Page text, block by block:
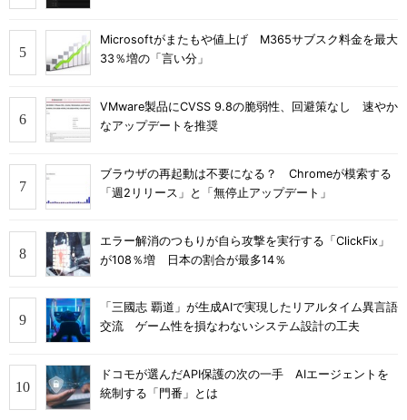
Microsoftがまたもや値上げ M365サブスク料金を最大
33％増の「言い分」
VMware製品にCVSS 9.8の脆弱性、回避策なし 速やか
なアップデートを推奨
ブラウザの再起動は不要になる？ Chromeが模索する
「週2リリース」と「無停止アップデート」
エラー解消のつもりが自ら攻撃を実行する「ClickFix」
が108％増 日本の割合が最多14％
「三國志 覇道」が生成AIで実現したリアルタイム異言語
交流 ゲーム性を損なわないシステム設計の工夫
ドコモが選んだAPI保護の次の一手 AIエージェントを
統制する「門番」とは